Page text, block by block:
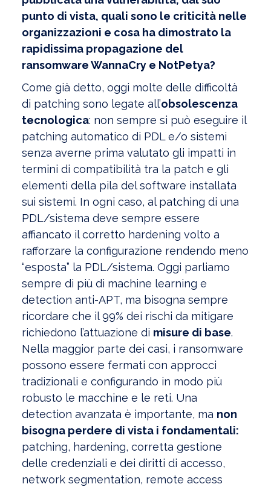
punto di vista, quali sono le criticità nelle
organizzazioni e cosa ha dimostrato la
rapidissima propagazione del
ransomware WannaCry e NotPetya?
Come già detto, oggi molte delle difficoltà
di patching sono legate all’obsolescenza
tecnologica: non sempre si può eseguire il
patching automatico di PDL e/o sistemi
senza averne prima valutato gli impatti in
termini di compatibilità tra la patch e gli
elementi della pila del software installata
sui sistemi. In ogni caso, al patching di una
PDL/sistema deve sempre essere
affiancato il corretto hardening volto a
rafforzare la configurazione rendendo meno
“esposta” la PDL/sistema. Oggi parliamo
sempre di più di machine learning e
detection anti-APT, ma bisogna sempre
ricordare che il 99% dei rischi da mitigare
richiedono l’attuazione di misure di base.
Nella maggior parte dei casi, i ransomware
possono essere fermati con approcci
tradizionali e configurando in modo più
robusto le macchine e le reti. Una
detection avanzata è importante, ma non
bisogna perdere di vista i fondamentali:
patching, hardening, corretta gestione
delle credenziali e dei diritti di accesso,
network segmentation, remote access